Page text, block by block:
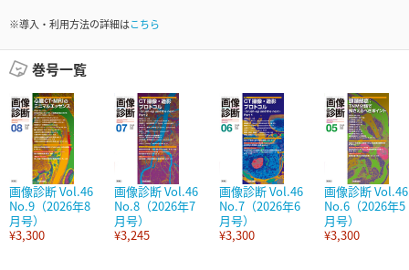
※導入・利用方法の詳細はこちら
巻号一覧
画像診断 Vol.46
No.9（2026年8
月号）
¥3,300
画像診断 Vol.46
No.8（2026年7
月号）
¥3,245
画像診断 Vol.46
No.7（2026年6
月号）
¥3,300
画像診断 Vol.46
No.6（2026年5
月号）
¥3,300